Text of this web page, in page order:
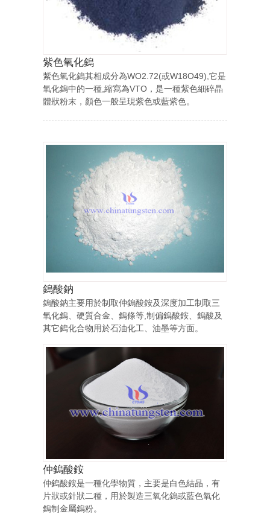
紫色氧化鎢
紫色氧化鎢其相成分為WO2.72(或W18O49),它是
氧化鎢中的一種,縮寫為VTO，是一種紫色細碎晶
體狀粉末，顏色一般呈現紫色或藍紫色。
鎢酸鈉
鎢酸鈉主要用於制取仲鎢酸銨及深度加工制取三
氧化鎢、硬質合金、鎢條等,制偏鎢酸銨、鎢酸及
其它鎢化合物用於石油化工、油墨等方面。
仲鎢酸銨
仲鎢酸銨是一種化學物質，主要是白色結晶，有
片狀或針狀二種，用於製造三氧化鎢或藍色氧化
鎢制金屬鎢粉。